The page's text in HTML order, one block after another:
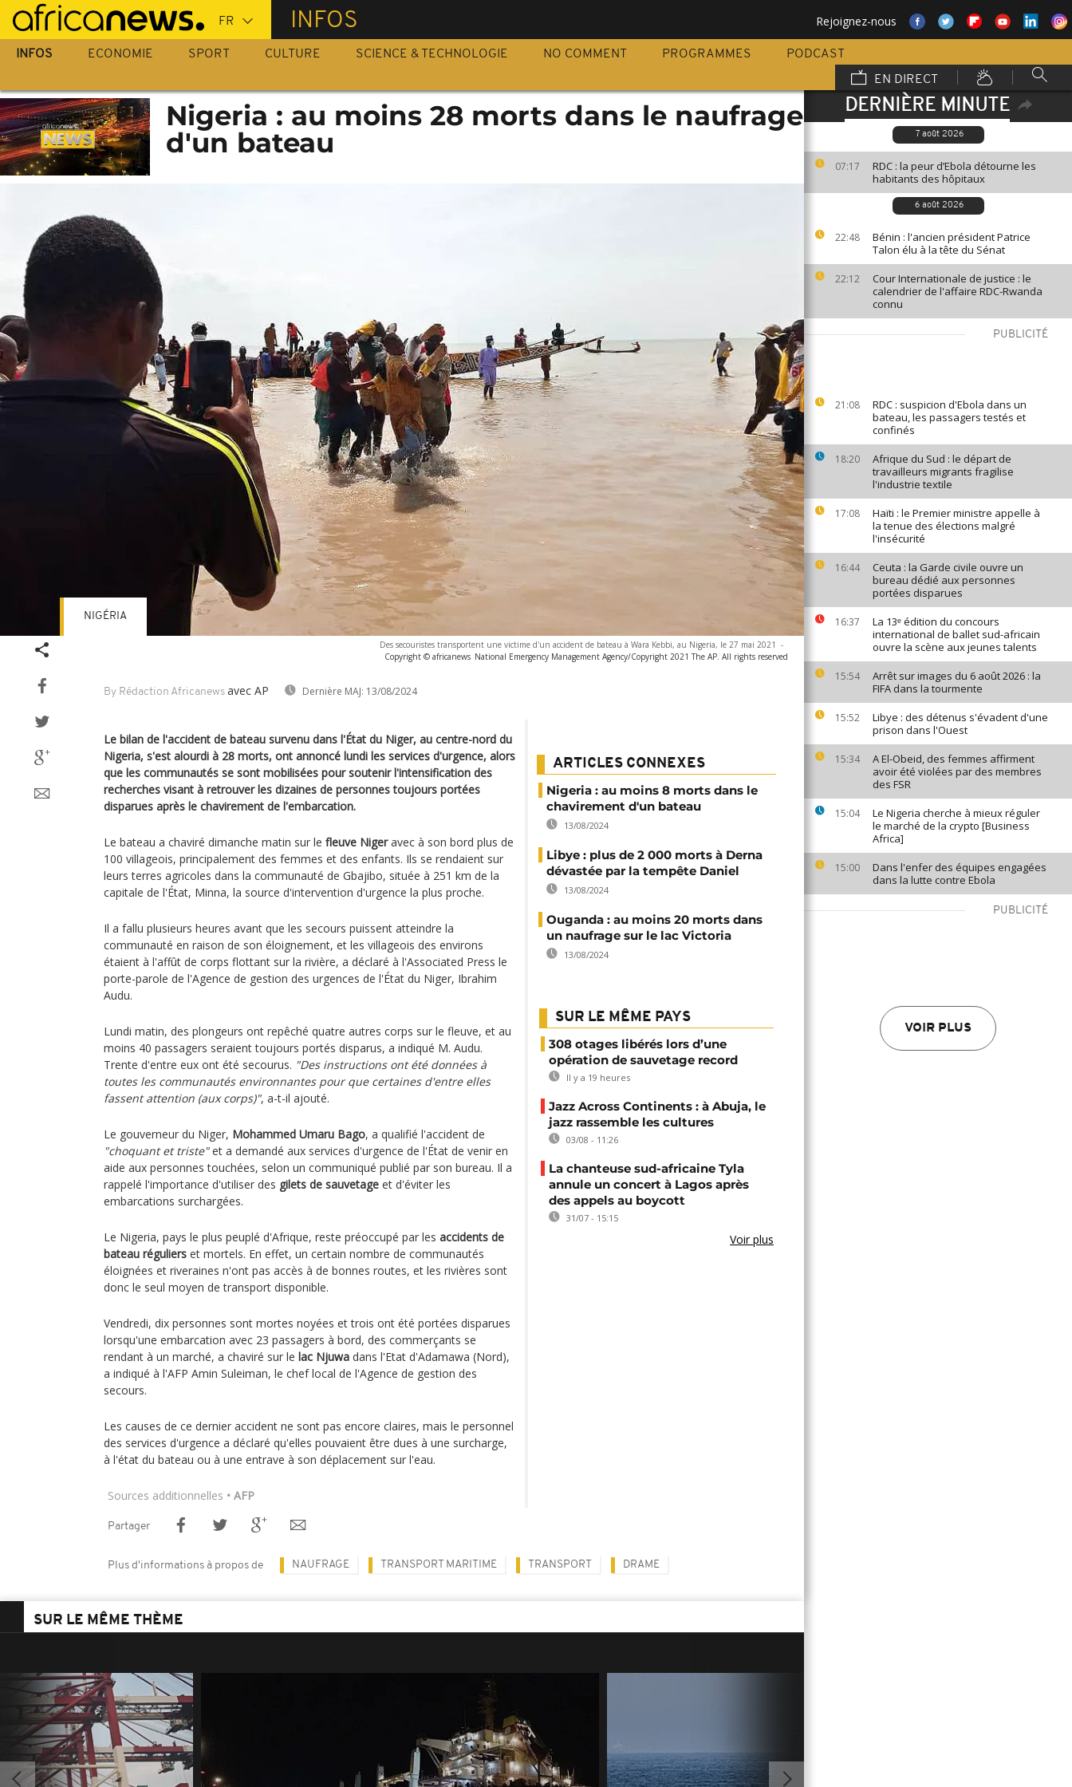
Passer
au
contenu
INFOS Rejoignez-nous
INFOS ECONOMIE SPORT CULTURE SCIENCE & TECHNOLOGIE NO COMMENT PROGRAMMES
PODCAST
EN DIRECT
DERNIÈRE MINUTE
7 août 2026
07:17
RDC : la peur d’Ebola détourne les
habitants des hôpitaux
6 août 2026
22:48
Bénin : l'ancien président Patrice
Talon élu à la tête du Sénat
22:12
Cour Internationale de justice : le
calendrier de l'affaire RDC-Rwanda
connu
PUBLICITÉ
21:08
RDC : suspicion d'Ebola dans un
bateau, les passagers testés et
confinés
18:20
Afrique du Sud : le départ de
travailleurs migrants fragilise
l'industrie textile
17:08
Haïti : le Premier ministre appelle à
la tenue des élections malgré
l'insécurité
16:44
Ceuta : la Garde civile ouvre un
bureau dédié aux personnes
portées disparues
16:37
La 13ᵉ édition du concours
international de ballet sud-africain
ouvre la scène aux jeunes talents
15:54
Arrêt sur images du 6 août 2026 : la
FIFA dans la tourmente
15:52
Libye : des détenus s'évadent d'une
prison dans l'Ouest
15:34
A El-Obeid, des femmes affirment
avoir été violées par des membres
des FSR
15:04
Le Nigeria cherche à mieux réguler
le marché de la crypto [Business
Africa]
15:00
Dans l'enfer des équipes engagées
dans la lutte contre Ebola
PUBLICITÉ
VOIR PLUS
Nigeria : au moins 28 morts dans le naufrage
d'un bateau
Des secouristes transportent une victime d'un accident de bateau à Wara Kebbi, au Nigeria, le 27 mai 2021 -
Copyright © africanews National Emergency Management Agency/Copyright 2021 The AP. All rights reserved
By Rédaction Africanews avec AP Dernière MAJ: 13/08/2024
NIGÉRIA
Le bilan de l'accident de bateau survenu dans l'État du Niger, au centre-nord du
Nigeria, s'est alourdi à 28 morts, ont annoncé lundi les services d'urgence, alors
que les communautés se sont mobilisées pour soutenir l'intensification des
recherches visant à retrouver les dizaines de personnes toujours portées
disparues après le chavirement de l'embarcation.
Le bateau a chaviré dimanche matin sur le fleuve Nigeravec à son bord plus de
100 villageois, principalement des femmes et des enfants. Ils se rendaient sur
leurs terres agricoles dans la communauté de Gbajibo, située à 251 km de la
capitale de l'État, Minna, la source d'intervention d'urgence la plus proche.
Il a fallu plusieurs heures avant que les secours puissent atteindre la
communauté en raison de son éloignement, et les villageois des environs
étaient à l'affût de corps flottant sur la rivière, a déclaré à l'Associated Press le
porte-parole de l'Agence de gestion des urgences de l'État du Niger, Ibrahim
Audu.
Lundi matin, des plongeurs ont repêché quatre autres corps sur le fleuve, et au
moins 40 passagers seraient toujours portés disparus, a indiqué M. Audu.
Trente d'entre eux ont été secourus. "Des instructions ont été données à
toutes les communautés environnantes pour que certaines d'entre elles
fassent attention (aux corps)", a-t-il ajouté.
Le gouverneur du Niger, Mohammed Umaru Bago, a qualifié l'accident de
"choquant et triste"et a demandé aux services d'urgence de l'État de venir en
aide aux personnes touchées, selon un communiqué publié par son bureau. Il a
rappelé l'importance d'utiliser des gilets de sauvetage et d'éviter les
embarcations surchargées.
Le Nigeria, pays le plus peuplé d'Afrique, reste préoccupé par les accidents de
bateau réguliers et mortels. En effet, un certain nombre de communautés
éloignées et riveraines n'ont pas accès à de bonnes routes, et les rivières sont
donc le seul moyen de transport disponible.
Vendredi, dix personnes sont mortes noyées et trois ont été portées disparues
lorsqu'une embarcation avec 23 passagers à bord, des commerçants se
rendant à un marché, a chaviré sur le lac Njuwa dans l'Etat d'Adamawa (Nord),
a indiqué à l'AFP Amin Suleiman, le chef local de l'Agence de gestion des
secours.
Les causes de ce dernier accident ne sont pas encore claires, mais le personnel
des services d'urgence a déclaré qu'elles pouvaient être dues à une surcharge,
à l'état du bateau ou à une entrave à son déplacement sur l'eau.
Sources additionnelles • AFP
ARTICLES CONNEXES
Nigeria : au moins 8 morts dans le
chavirement d'un bateau
13/08/2024
Libye : plus de 2 000 morts à Derna
dévastée par la tempête Daniel
13/08/2024
Ouganda : au moins 20 morts dans
un naufrage sur le lac Victoria
13/08/2024
SUR LE MÊME PAYS
308 otages libérés lors d’une
opération de sauvetage record
Il y a 19 heures
Jazz Across Continents : à Abuja, le
jazz rassemble les cultures
03/08 - 11:26
La chanteuse sud-africaine Tyla
annule un concert à Lagos après
des appels au boycott
31/07 - 15:15
Voir plus
Partager
Plus d'informations à propos de NAUFRAGE TRANSPORT MARITIME TRANSPORT DRAME
SUR LE MÊME THÈME